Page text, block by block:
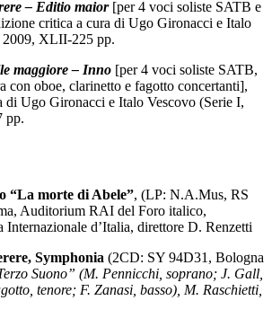
– Editio maior[per 4 voci soliste SATB e
critica a cura di Ugo Gironacci e Italo
XLII-225 pp.
maggiore – Inno [per 4 voci soliste SATB,
con oboe, clarinetto e fagotto concertanti],
di Ugo Gironacci e Italo Vescovo (Serie I,
pp.
“La morte di Abele”, (LP: N.A.Mus, RS
Auditorium RAI del Foro italico,
Internazionale d’Italia, direttore D. Renzetti
Symphonia (2CD: SY 94D31, Bologna
Suono” (M. Pennicchi, soprano; J. Gall,
tenore; F. Zanasi, basso), M. Raschietti,